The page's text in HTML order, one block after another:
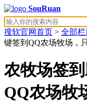
SouRuan
搜软官网首页 > 全部栏
键签到QQ农场牧场，
农牧场签
QQ农场牧